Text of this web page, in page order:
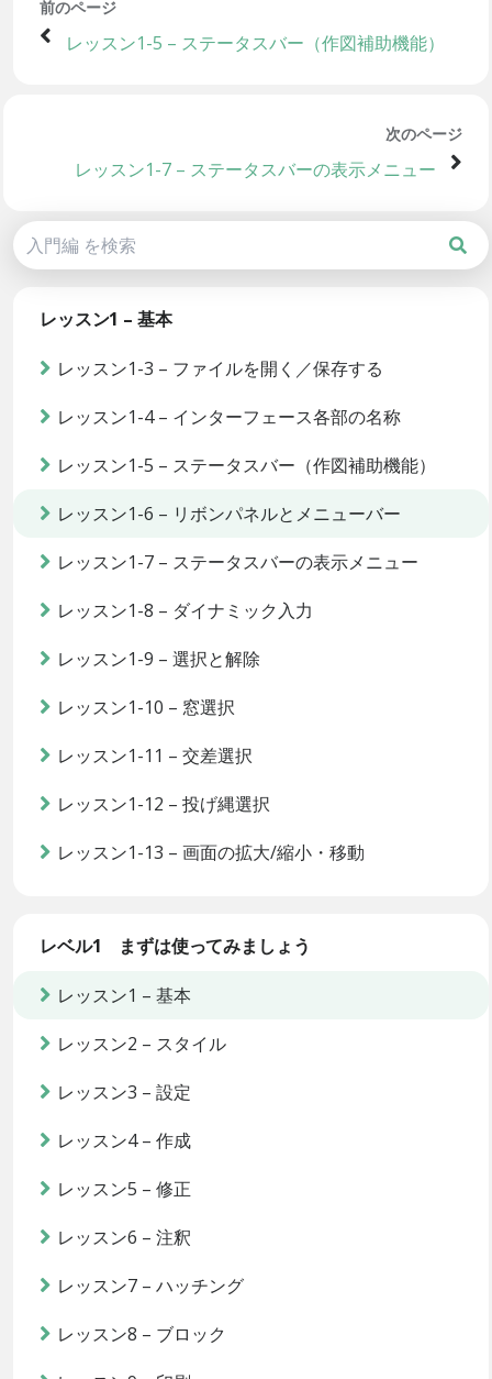
前のページ
レッスン1-5 – ステータスバー（作図補助機能）
次のページ
レッスン1-7 – ステータスバーの表示メニュー
レッスン1 – 基本
レッスン1-3 – ファイルを開く／保存する
レッスン1-4 – インターフェース各部の名称
レッスン1-5 – ステータスバー（作図補助機能）
レッスン1-6 – リボンパネルとメニューバー
レッスン1-7 – ステータスバーの表示メニュー
レッスン1-8 – ダイナミック入力
レッスン1-9 – 選択と解除
レッスン1-10 – 窓選択
レッスン1-11 – 交差選択
レッスン1-12 – 投げ縄選択
レッスン1-13 – 画面の拡大/縮小・移動
レベル1 まずは使ってみましょう
レッスン1 – 基本
レッスン2 – スタイル
レッスン3 – 設定
レッスン4 – 作成
レッスン5 – 修正
レッスン6 – 注釈
レッスン7 – ハッチング
レッスン8 – ブロック